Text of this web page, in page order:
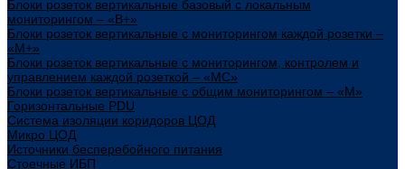
Блоки розеток вертикальные базовый с локальным
мониторингом – «В+»
Блоки розеток вертикальные с мониторингом каждой розетки –
«М+»
Блоки розеток вертикальные с мониторингом, контролем и
управлением каждой розеткой – «МС»
Блоки розеток вертикальные с общим мониторингом – «М»
Горизонтальные PDU
Система изоляции коридоров ЦОД
Микро ЦОД
Источники бесперебойного питания
Стоечные ИБП